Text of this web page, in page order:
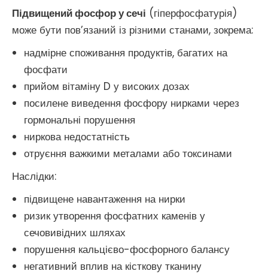
Підвищений фосфор у сечі (гіперфосфатурія)
може бути пов’язаний із різними станами, зокрема:
надмірне споживання продуктів, багатих на
фосфати
прийом вітаміну D у високих дозах
посилене виведення фосфору нирками через
гормональні порушення
ниркова недостатність
отруєння важкими металами або токсинами
Наслідки:
підвищене навантаження на нирки
ризик утворення фосфатних каменів у
сечовивідних шляхах
порушення кальцієво-фосфорного балансу
негативний вплив на кісткову тканину